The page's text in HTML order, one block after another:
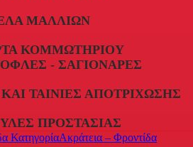
ΜΑΛΛΙΏΝ
ΚΟΜΜΩΤΗΡΊΟΥ
- ΣΑΓΙΟΝΆΡΕΣ
ΤΑΙΝΊΕΣ ΑΠΟΤΡΊΧΩΣΗΣ
ΠΡΟΣΤΑΣΊΑΣ
Ακράτεια – Φροντίδα